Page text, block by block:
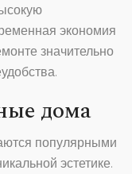
экономия
значительно
дома
популярными
эстетике.